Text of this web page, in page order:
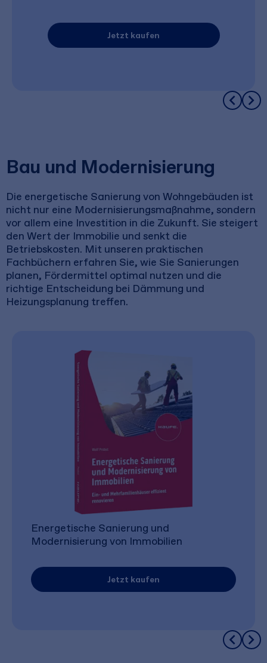
Jetzt kaufen
Bau und Modernisierung
Die energetische Sanierung von Wohngebäuden ist
nicht nur eine Modernisierungsmaßnahme, sondern
vor allem eine Investition in die Zukunft. Sie steigert
den Wert der Immobilie und senkt die
Betriebskosten. Mit unseren praktischen
Fachbüchern erfahren Sie, wie Sie Sanierungen
planen, Fördermittel optimal nutzen und die
richtige Entscheidung bei Dämmung und
Heizungsplanung treffen.
Energetische Sanierung und
Modernisierung von Immobilien
Jetzt kaufen